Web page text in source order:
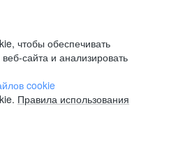
чтобы обеспечивать
сайта и анализировать
cookie
Правила использования